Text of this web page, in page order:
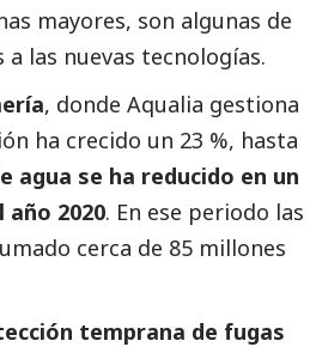
mayores, son algunas de
las nuevas tecnologías.
, donde Aqualia gestiona
ha crecido un 23 %, hasta
agua se ha reducido en un
año 2020. En ese periodo las
cerca de 85 millones
temprana de fugas